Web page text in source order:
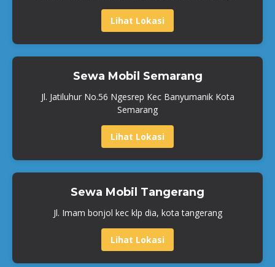
Lihat Lokasi
Sewa Mobil Semarang
Jl. Jatiluhur No.56 Ngesrep Kec Banyumanik Kota
Semarang
Lihat Lokasi
Sewa Mobil Tangerang
Jl. Imam bonjol kec klp dia, kota tangerang
Lihat Lokasi